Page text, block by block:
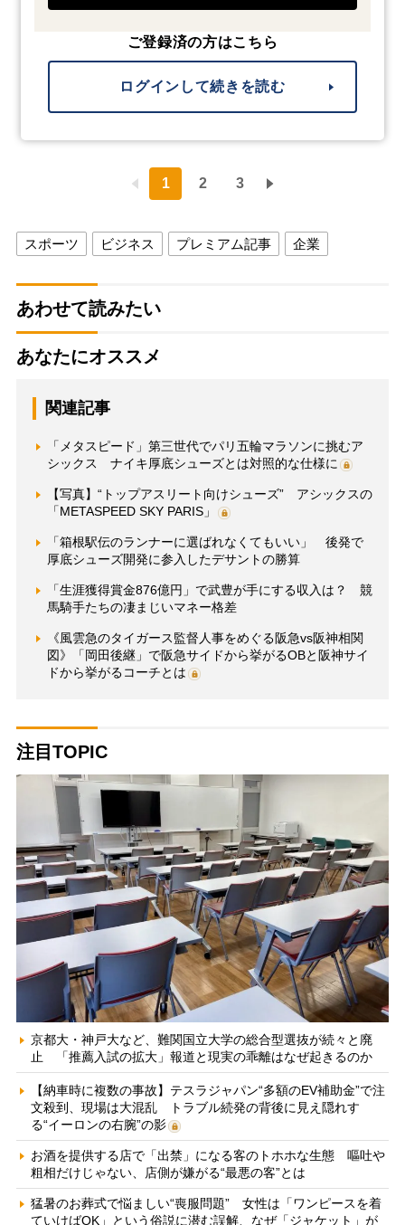
ご登録済の方はこちら
ログインして続きを読む
1 2 3
スポーツ ビジネス プレミアム記事 企業
あわせて読みたい
あなたにオススメ
関連記事
「メタスピード」第三世代でパリ五輪マラソンに挑むア
シックス ナイキ厚底シューズとは対照的な仕様に
【写真】“トップアスリート向けシューズ” アシックスの
「METASPEED SKY PARIS」
「箱根駅伝のランナーに選ばれなくてもいい」 後発で
厚底シューズ開発に参入したデサントの勝算
「生涯獲得賞金876億円」で武豊が手にする収入は？ 競
馬騎手たちの凄まじいマネー格差
《風雲急のタイガース監督人事をめぐる阪急vs阪神相関
図》「岡田後継」で阪急サイドから挙がるOBと阪神サイ
ドから挙がるコーチとは
注目TOPIC
京都大・神戸大など、難関国立大学の総合型選抜が続々と廃
止 「推薦入試の拡大」報道と現実の乖離はなぜ起きるのか
【納車時に複数の事故】テスラジャパン“多額のEV補助金”で注
文殺到、現場は大混乱 トラブル続発の背後に見え隠れす
る“イーロンの右腕”の影
お酒を提供する店で「出禁」になる客のトホホな生態 嘔吐や
粗相だけじゃない、店側が嫌がる“最悪の客”とは
猛暑のお葬式で悩ましい“喪服問題” 女性は「ワンピースを着
ていけばOK」という俗説に潜む誤解、なぜ「ジャケット」が